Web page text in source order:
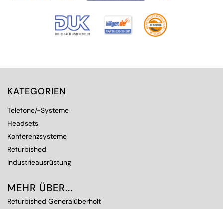
KATEGORIEN
Telefone/-Systeme
Headsets
Konferenzsysteme
Refurbished
Industrieausrüstung
MEHR ÜBER...
Refurbished Generalüberholt